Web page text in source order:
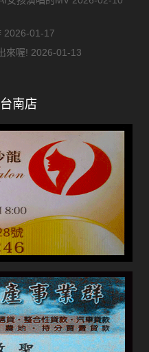
2026-01-17
來喔! 2026-01-13
南店